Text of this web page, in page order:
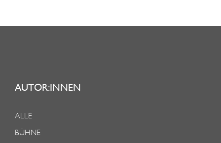
AUTOR:INNEN
ALLE
BÜHNE